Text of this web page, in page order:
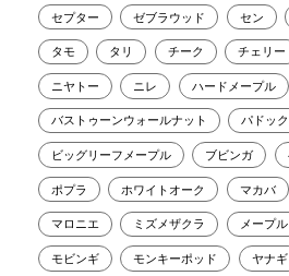
セプター ゼブラウッド セン
タモ タリ チーク チェリー
ニヤトー ニレ ハードメープル
バストゥーンウォールナット パドック
ビッグリーフメープル ブビンガ
ポプラ ホワイトオーク マカバ
マロニエ ミズメザクラ メープル
モビンギ モンキーポッド ヤナギ